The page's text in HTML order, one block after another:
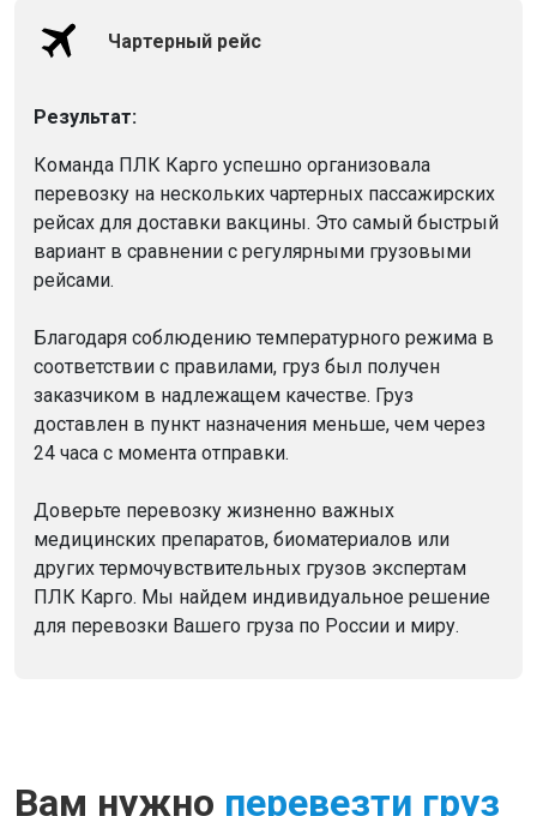
Чартерный рейс
Результат:
Команда ПЛК Карго успешно организовала
перевозку на нескольких чартерных пассажирских
рейсах для доставки вакцины. Это самый быстрый
вариант в сравнении с регулярными грузовыми
рейсами.
Благодаря соблюдению температурного режима в
соответствии с правилами, груз был получен
заказчиком в надлежащем качестве. Груз
доставлен в пункт назначения меньше, чем через
24 часа с момента отправки.
Доверьте перевозку жизненно важных
медицинских препаратов, биоматериалов или
других термочувствительных грузов экспертам
ПЛК Карго. Мы найдем индивидуальное решение
для перевозки Вашего груза по России и миру.
Вам нужно перевезти груз